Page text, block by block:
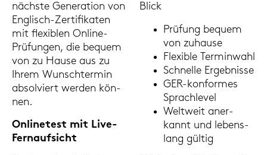
nächs­te Ge­ne­ra­ti­on von
Englisch-​Zertifikaten
mit fle­xi­blen Online-​
Prüfungen, die be­quem
von zu Hause aus zu
Ihrem Wunsch­ter­min
ab­sol­viert wer­den kön­
nen.
On­line­test mit Live-​
Fernaufsicht
Blick
Prü­fung be­quem
von zu­hau­se
Fle­xi­ble Ter­min­wahl
Schnel­le Er­geb­nis­se
GER-​konformes
Sprach­le­vel
Welt­weit an­er­
kannt und le­bens­
lang gül­tig